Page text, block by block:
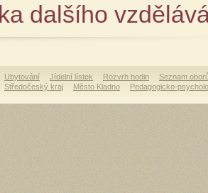
dalšího
Ubytování Jídelní lístek Rozvrh hodin
Seznam
Středočeský kraj
Město Kladno Pedagogicko-